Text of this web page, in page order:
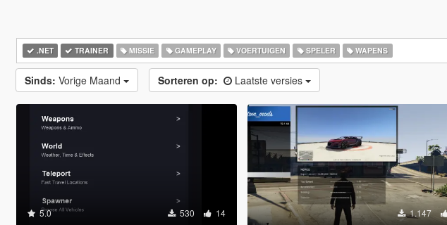
.NET TRAINER MISSIE GAMEPLAY VOERTUIGEN SPELER WAPENS
Sinds: Vorige Maand Sorteren op: Laatste versies
5.0 530 14 1.147